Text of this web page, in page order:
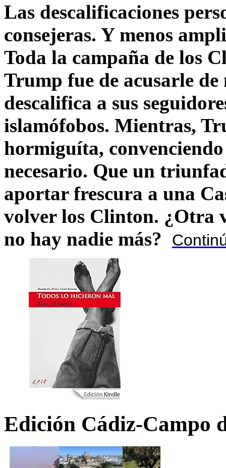
Las descalificaciones
consejeras. Y menos
Toda la campaña de los
Trump fue de acusarle
descalifica a sus
islamófobos. Mientras,
hormiguíta,
necesario. Que un
aportar frescura a una
volver los Clinton. ¿Otra
no hay nadie más?
Edición Cádiz-Campo